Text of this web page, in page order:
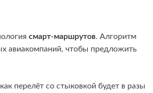
смарт-маршрутов. Алгоритм
авиакомпаний, чтобы предложить
перелёт со стыковкой будет в разы